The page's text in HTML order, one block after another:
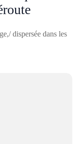
en déroute
dispersée dans les